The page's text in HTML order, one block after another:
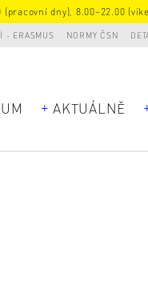
dny), 8.00–22.00
- ERASMUS NORMY ČSN
AKTUÁLNĚ